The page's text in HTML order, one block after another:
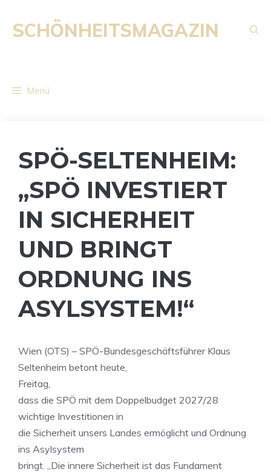
Inhalt
springen
SCHÖNHEITSMAGAZIN
Menü
SPÖ-SELTENHEIM:
„SPÖ INVESTIERT
IN SICHERHEIT
UND BRINGT
ORDNUNG INS
ASYLSYSTEM!“
Wien (OTS) – SPÖ-Bundesgeschäftsführer Klaus
Seltenheim betont heute,
Freitag,
dass die SPÖ mit dem Doppelbudget 2027/28
wichtige Investitionen in
die Sicherheit unsers Landes ermöglicht und Ordnung
ins Asylsystem
bringt. „Die innere Sicherheit ist das Fundament